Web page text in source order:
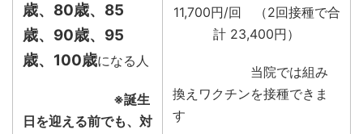
歳、80歳、85
歳、90歳、95
歳、100歳になる人
※誕生
日を迎える前でも、対
11,700円/回 （2回接種で合
計 23,400円）
当院では組み
換えワクチンを接種できま
す